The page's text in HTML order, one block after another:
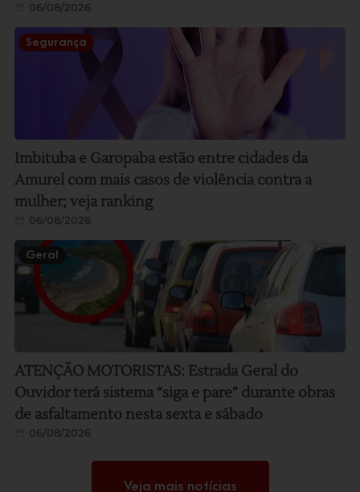
06/08/2026
Segurança
Imbituba e Garopaba estão entre cidades da
Amurel com mais casos de violência contra a
mulher; veja ranking
06/08/2026
Geral
ATENÇÃO MOTORISTAS: Estrada Geral do
Ouvidor terá sistema “siga e pare” durante obras
de asfaltamento nesta sexta e sábado
06/08/2026
Veja mais notícias